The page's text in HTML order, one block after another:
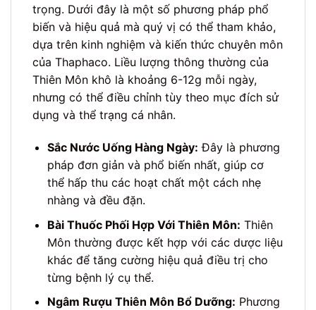
trọng. Dưới đây là một số phương pháp phổ
biến và hiệu quả mà quý vị có thể tham khảo,
dựa trên kinh nghiệm và kiến thức chuyên môn
của Thaphaco. Liều lượng thông thường của
Thiên Môn khô là khoảng 6-12g mỗi ngày,
nhưng có thể điều chỉnh tùy theo mục đích sử
dụng và thể trạng cá nhân.
Sắc Nước Uống Hàng Ngày: Đây là phương
pháp đơn giản và phổ biến nhất, giúp cơ
thể hấp thu các hoạt chất một cách nhẹ
nhàng và đều đặn.
Bài Thuốc Phối Hợp Với Thiên Môn: Thiên
Môn thường được kết hợp với các dược liệu
khác để tăng cường hiệu quả điều trị cho
từng bệnh lý cụ thể.
Ngâm Rượu Thiên Môn Bổ Dưỡng: Phương